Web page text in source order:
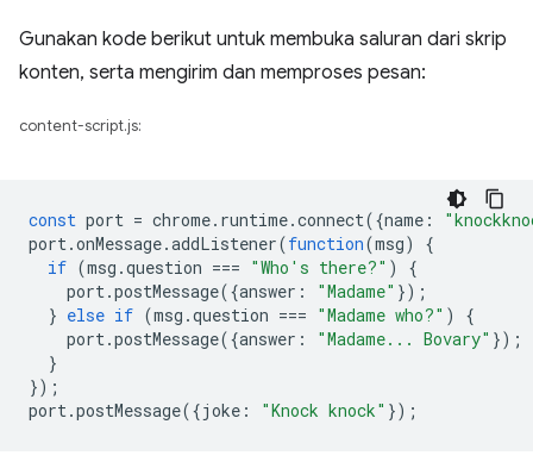
Gunakan kode berikut untuk membuka saluran dari skrip
konten, serta mengirim dan memproses pesan:
content-script.js:
const port = chrome. runtime.connect({name :
port.onMessage.addListener(function(msg)
{
if (msg .question === "Who's there?" )
{
port.postMessage({answer : "Madame" });
} else if (msg .question === "Madame who?" )
{
port.postMessage({answer : "Madame... Bovary" });
}
});
port.postMessage({joke : "Knock knock" });